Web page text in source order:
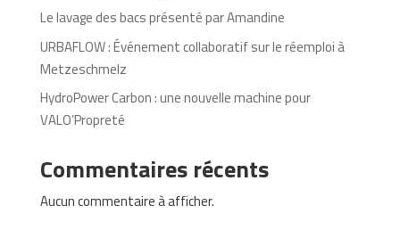
Le lavage des bacs présenté par Amandine
URBAFLOW : Événement collaboratif sur le réemploi à
Metzeschmelz
HydroPower Carbon : une nouvelle machine pour
VALO’Propreté
Commentaires récents
Aucun commentaire à afficher.